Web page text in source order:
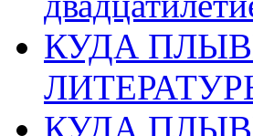
КУДА